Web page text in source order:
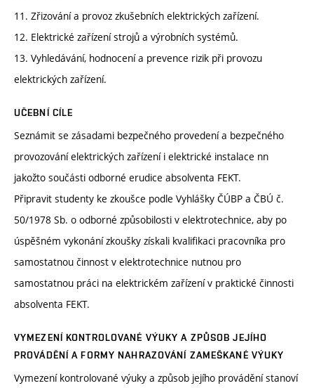
11. Zřizování a provoz zkušebních elektrických zařízení.
12. Elektrické zařízení strojů a výrobních systémů.
13. Vyhledávání, hodnocení a prevence rizik při provozu
elektrických zařízení.
UČEBNÍ CÍLE
Seznámit se zásadami bezpečného provedení a bezpečného
provozování elektrických zařízení i elektrické instalace nn
jakožto součásti odborné erudice absolventa FEKT.
Připravit studenty ke zkoušce podle Vyhlášky ČÚBP a ČBÚ č.
50/1978 Sb. o odborné způsobilosti v elektrotechnice, aby po
úspěšném vykonání zkoušky získali kvalifikaci pracovníka pro
samostatnou činnost v elektrotechnice nutnou pro
samostatnou práci na elektrickém zařízení v praktické činnosti
absolventa FEKT.
VYMEZENÍ KONTROLOVANÉ VÝUKY A ZPŮSOB JEJÍHO
PROVÁDĚNÍ A FORMY NAHRAZOVÁNÍ ZAMEŠKANÉ VÝUKY
Vymezení kontrolované výuky a způsob jejího provádění stanoví